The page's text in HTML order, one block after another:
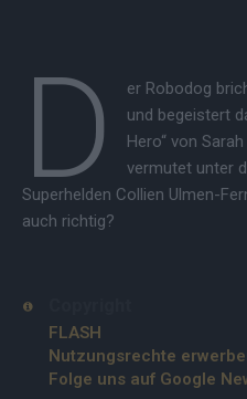
D
er Robodog
und begeistert
Hero“ von
vermutet unter
Superhelden Collien Ulmen-
auch richtig?
FLASH
Nutzungsrechte
Folge uns auf Google